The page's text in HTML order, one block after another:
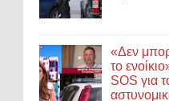
«Δεν
το
SOS για